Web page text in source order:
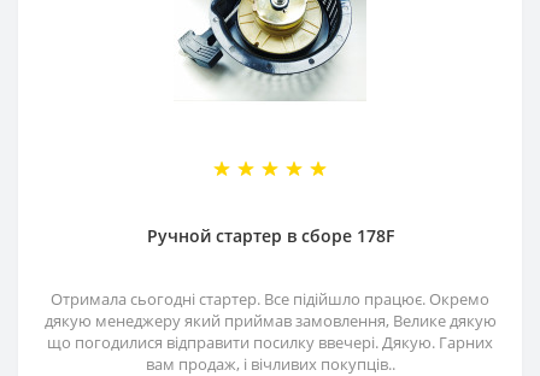
Ручной стартер в сборе 178F
Отримала сьогодні стартер. Все підійшло працює. Окремо
дякую менеджеру який приймав замовлення, Велике дякую
що погодилися відправити посилку ввечері. Дякую. Гарних
вам продаж, і вічливих покупців..